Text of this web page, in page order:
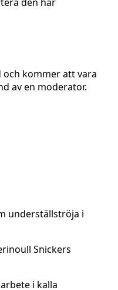
kommer att vara
av en moderator.
Snickers
i kalla